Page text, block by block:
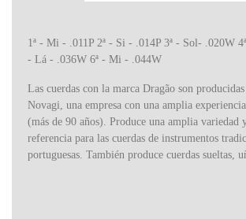
1ª - Mi - .011P 2ª - Si - .014P 3ª - Sol- .020W
- Lá - .036W 6ª - Mi - .044W
Las cuerdas con la marca Dragão son
Novagi, una empresa con una amplia
(más de 90 años). Produce una amplia variedad
referencia para las cuerdas de instrumentos
portuguesas. También produce cuerdas sueltas,